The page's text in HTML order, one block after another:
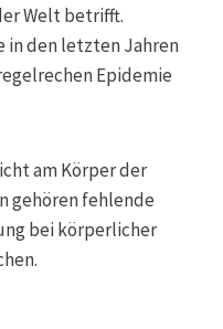
Welt betrifft.
in den letzten Jahren
Epidemie
am Körper der
gehören fehlende
bei körperlicher